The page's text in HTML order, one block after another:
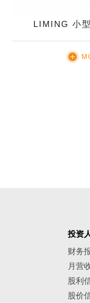
LIMING 小
投资
财务
月营
股利
股价